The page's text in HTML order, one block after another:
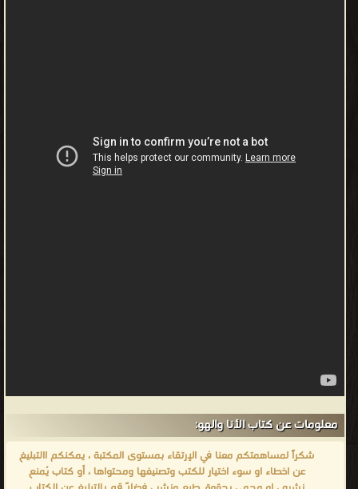
معلومات عن كتاب الأنا والهو:
شكراً لمساهمتكم معنا في الإرتقاء بمستوى المكتبة ، يمكنكم االتبليغ
عن اخطاء او سوء اختيار للكتب وتصنيفها ومحتواها ، أو كتاب يُمنع